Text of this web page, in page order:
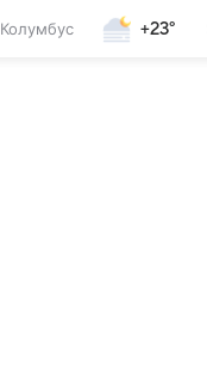
Колумбус +23°